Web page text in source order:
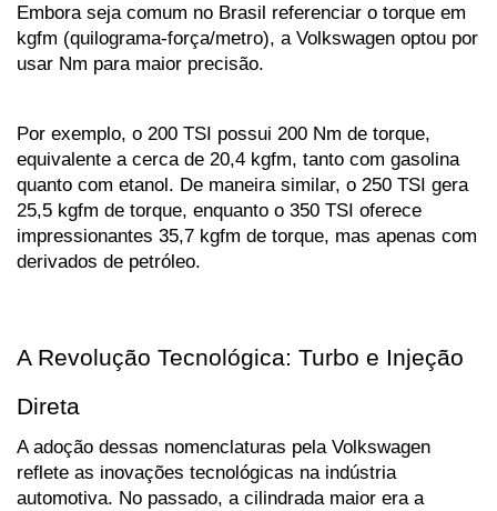
Embora seja comum no Brasil referenciar o torque em
kgfm (quilograma-força/metro), a Volkswagen optou por
usar Nm para maior precisão.
Por exemplo, o 200 TSI possui 200 Nm de torque,
equivalente a cerca de 20,4 kgfm, tanto com gasolina
quanto com etanol. De maneira similar, o 250 TSI gera
25,5 kgfm de torque, enquanto o 350 TSI oferece
impressionantes 35,7 kgfm de torque, mas apenas com
derivados de petróleo.
A Revolução Tecnológica: Turbo e Injeção
Direta
A adoção dessas nomenclaturas pela Volkswagen
reflete as inovações tecnológicas na indústria
automotiva. No passado, a cilindrada maior era a